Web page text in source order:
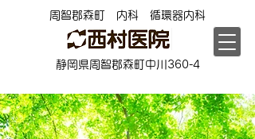
周智郡森町 内科 循環器内科
静岡県周智郡森町中川360-4